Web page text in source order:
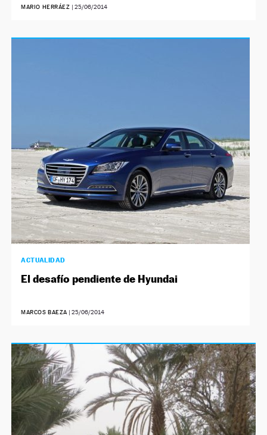
MARIO HERRÁEZ | 25/06/2014
ACTUALIDAD
El desafío pendiente de Hyundai
MARCOS BAEZA |25/06/2014